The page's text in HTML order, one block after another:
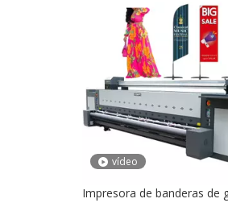
vídeo